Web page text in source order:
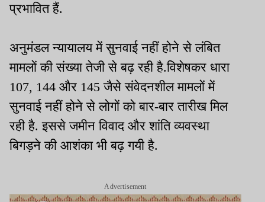
प्रभावित हैं.
अनुमंडल न्यायालय में सुनवाई नहीं होने से लंबित
मामलों की संख्या तेजी से बढ़ रही है.विशेषकर धारा
107, 144 और 145 जैसे संवेदनशील मामलों में
सुनवाई नहीं होने से लोगों को बार-बार तारीख मिल
रही है. इससे जमीन विवाद और शांति व्यवस्था
बिगड़ने की आशंका भी बढ़ गयी है.
Advertisement